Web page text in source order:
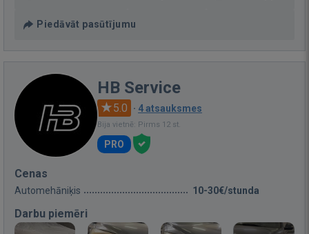
Piedāvāt pasūtījumu
HB Service
5.0 · 4 atsauksmes
Bija vietnē: Pirms 12 st.
PRO
Cenas
Automehāniķis 10-30€/stunda
Darbu piemēri